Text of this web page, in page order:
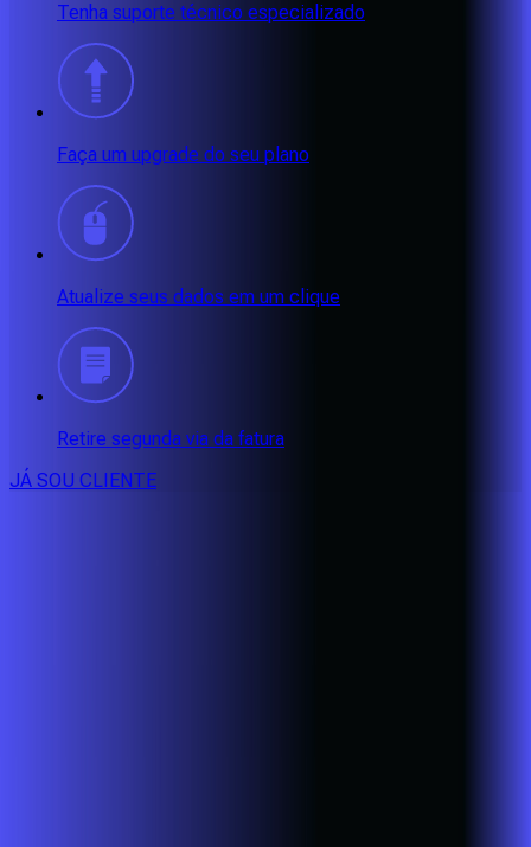
Tenha suporte técnico especializado
Faça um upgrade do seu plano
Atualize seus dados em um clique
Retire segunda via da fatura
JÁ SOU CLIENTE